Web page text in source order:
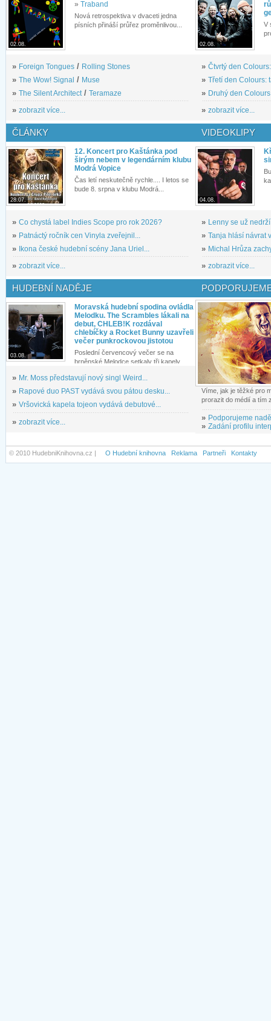
02.08.
» Traband
Nová retrospektiva v dvaceti jedna
písních přináší průřez proměnlivou...
» Foreign Tongues / Rolling Stones
» The Wow! Signal / Muse
» The Silent Architect / Teramaze
» zobrazit více...
02.08.
V
» Čtvrtý den
» Třetí den Colours:
» Druhý den
» zobrazit více...
ČLÁNKY
28.07.
12. Koncert pro Kaštánka pod
širým nebem v legendárním klubu
Modrá Vopice
Čas letí neskutečně rychle.... I letos se
bude 8. srpna v klubu Modrá...
» Co chystá label Indies Scope pro rok 2026?
» Patnáctý ročník cen Vinyla zveřejnil...
»
Ikona české hudební scény Jana Uriel...
» zobrazit více...
VIDEOKLIPY
04.08.
» Lenny se už
» Tanja hlásí návrat
» Michal Hrůza
» zobrazit více...
HUDEBNÍ NADĚJE
03.08.
Moravská hudební spodina ovládla
Melodku. The Scrambles lákali na
debut, CHLEB!K rozdával
chlebíčky a Rocket Bunny uzavřeli
večer punkrockovou jistotou
Poslední červencový večer se na
brněnské Melodce setkaly tři kapely...
» Mr. Moss představují nový singl Weird...
» Rapové duo PAST vydává svou pátou desku...
» Vršovická kapela tojeon vydává debutové...
» zobrazit více...
Víme, jak je těžké pro
prorazit do médií a tím
» Podporujeme
» Zadání profilu
© 2010 HudebniKnihovna.cz | O Hudební knihovna Reklama Partneři Kontakty